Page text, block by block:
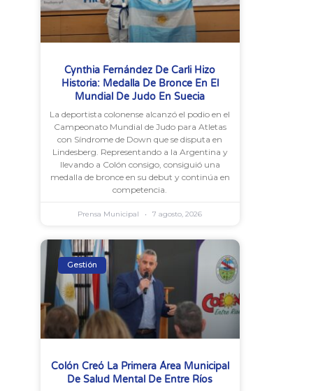
Cynthia Fernández De Carli Hizo
Historia: Medalla De Bronce En El
Mundial De Judo En Suecia
La deportista colonense alcanzó el podio en el
Campeonato Mundial de Judo para Atletas
con Síndrome de Down que se disputa en
Lindesberg. Representando a la Argentina y
llevando a Colón consigo, consiguió una
medalla de bronce en su debut y continúa en
competencia.
Prensa Municipal 7 agosto, 2026
Gestión
Colón Creó La Primera Área Municipal
De Salud Mental De Entre Ríos